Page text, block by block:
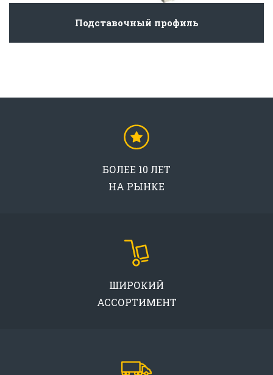
Подставочный профиль
БОЛЕЕ 10 ЛЕТ
НА РЫНКЕ
ШИРОКИЙ
АССОРТИМЕНТ